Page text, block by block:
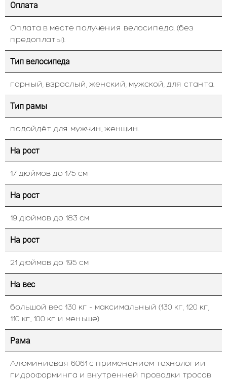
Оплата
Оплата в месте получения велосипеда. (без
предоплаты).
Тип велосипеда
горный, взрослый, женский, мужской, для станта.
Тип рамы
подойдёт для мужчин, женщин.
На рост
17 дюймов до 175 см
На рост
19 дюймов до 183 см
На рост
21 дюймов до 195 см
На вес
большой вес 130 кг - максимальный (130 кг, 120 кг,
110 кг, 100 кг и меньше)
Рама
Алюминиевая 6061 с применением технологии
гидроформинга и внутренней проводки тросов